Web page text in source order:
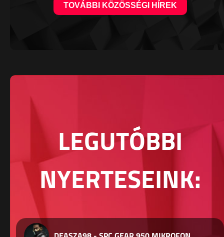
TOVÁBBI KÖZÖSSÉGI HÍREK
LEGUTÓBBI
NYERTESEINK: